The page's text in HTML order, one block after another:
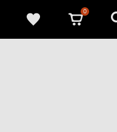
0